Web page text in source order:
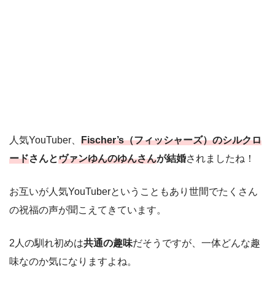
人気YouTuber、 Fischer’s（フィッシャーズ）のシルクロ
ードさんとヴァンゆんのゆんさんが結婚されましたね！
お互いが人気YouTuberということもあり世間でたくさん
の祝福の声が聞こえてきています。
2人の馴れ初めは共通の趣味だそうですが、一体どんな趣
味なのか気になりますよね。